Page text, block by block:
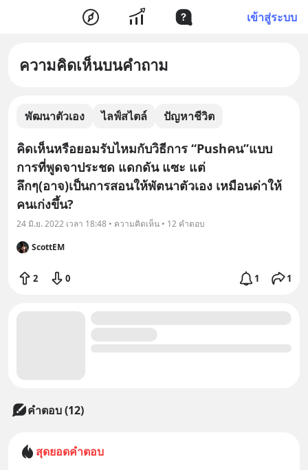
เข้าสู่ระบบ
ความคิดเห็นบนคำถาม
พัฒนาตัวเอง ไลฟ์สไตล์ ปัญหาชีวิต
คิดเห็นหรือยอมรับไหมกับวิธีการ “Pushคน”แบบ
การที่พูดจาประชด แดกดัน แซะ แต่
ลึกๆ(อาจ)เป็นการสอนให้พัตนาตัวเอง เหมือนด่าให้
คนเก่งขึ้น?
24 มิ.ย. 2022 เวลา 18:48 • ความคิดเห็น • 12 คำตอบ
ScottEM
2 0 1 1
คำตอบ (12)
สุดยอดคำตอบ